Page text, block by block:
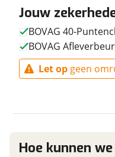
E-bike
Elektrisch?
Financieel
BTW/marge
goed mogelijk bij de
Jouw
BOVAG 40-
BOVAG
Let op geen
Hoe kunnen